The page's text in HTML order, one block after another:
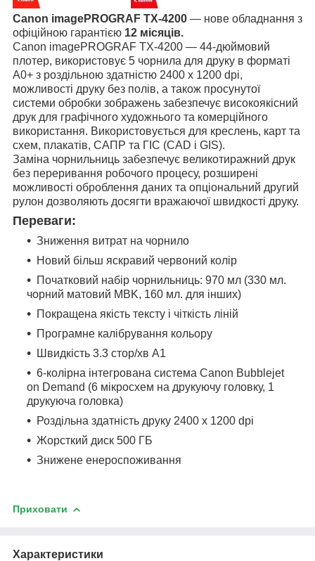
Canon imagePROGRAF TX-4200 — нове обладнання з
офіційною гарантією 12 місяців.
Canon imagePROGRAF TX-4200 — 44-дюймовий
плотер, використовує 5 чорнила для друку в форматі
А0+ з роздільною здатністю 2400 x 1200 dpi,
можливості друку без полів, а також просунутої
системи обробки зображень забезпечує високоякісний
друк для графічного художнього та комерційного
використання. Використовується для креслень, карт та
схем, плакатів, САПР та ГІС (CAD i GIS).
Заміна чорнильниць забезпечує великотиражний друк
без переривання робочого процесу, розширені
можливості оброблення даних та опціональний другий
рулон дозволяють досягти вражаючої швидкості друку.
Переваги:
Зниження витрат на чорнило
Новий більш яскравий червоний колір
Початковий набір чорнильниць: 970 мл (330 мл.
чорний матовий MBK, 160 мл. для інших)
Покращена якість тексту і чіткість ліній
Програмне калібрування кольору
Швидкість 3.3 стор/хв А1
6-колірна інтегрована система Canon Bubblejet
on Demand (6 мікросхем на друкуючу головку, 1
друкуюча головка)
Роздільна здатність друку 2400 x 1200 dpi
Жорсткий диск 500 ГБ
Знижене енероспоживання
Приховати
Характеристики